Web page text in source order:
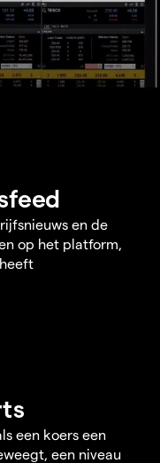
en de
op het platform,
een koers een
een niveau